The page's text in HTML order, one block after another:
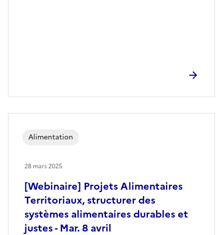
[Webinaire] Projets Alimentaires
Territoriaux, structurer des
systèmes alimentaires durables et
justes - Mar. 8 avril
Alimentation
28 mars 2025